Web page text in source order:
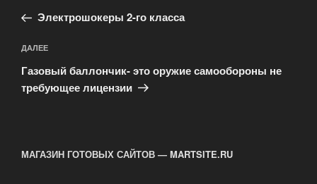
записям
запись:
Электрошокеры 2-го класса
Следующая
запись
ДАЛЕЕ
Газовый баллончик- это оружие самообороны не
требующее лицензии
МАГАЗИН ГОТОВЫХ САЙТОВ — MARTSITE.RU